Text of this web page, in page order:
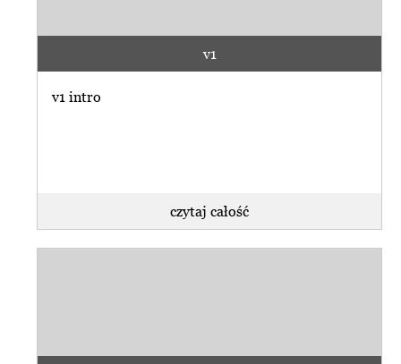
v1
v1 intro
czytaj całość